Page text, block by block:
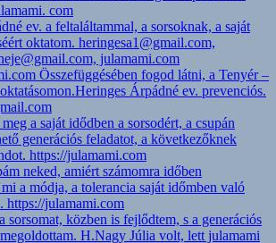
com
ev. a feltaláltammal, a sorsoknak, a saját
oktatom. heringesa1@gmail.com,
julamami.com
Összefüggésében fogod látni, a Tenyér –
Árpádné ev. prevenciós.
a saját idődben a sorsodért, a csupán
generációs feladatot, a következőknek
https://julamami.com
neked, amiért számomra időben
a módja, a tolerancia saját időmben való
https://julamami.com
sorsomat, közben is fejlődtem, s a generációs
H.Nagy Júlia volt, lett julamami